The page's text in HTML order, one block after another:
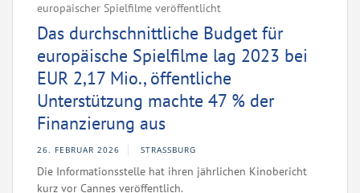
europäischer Spielfilme veröffentlicht
Das durchschnittliche Budget für
europäische Spielfilme lag 2023 bei
EUR 2,17 Mio., öffentliche
Unterstützung machte 47 % der
Finanzierung aus
26. FEBRUAR 2026 STRASSBURG
Die Informationsstelle hat ihren jährlichen Kinobericht
kurz vor Cannes veröffentlich.